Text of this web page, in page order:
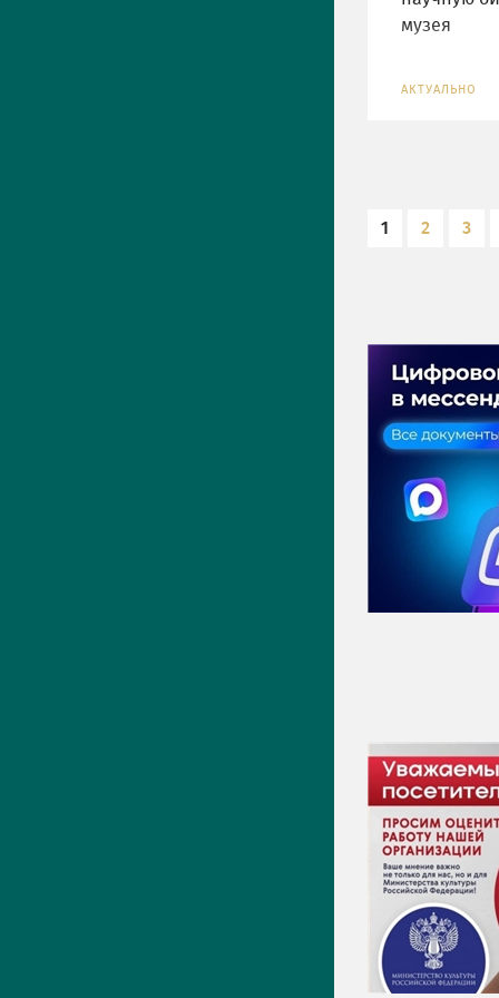
музея
АКТУАЛЬНО
1 2 3
ПРЕСС-ЦЕНТР
Актуально
Новости
Фото